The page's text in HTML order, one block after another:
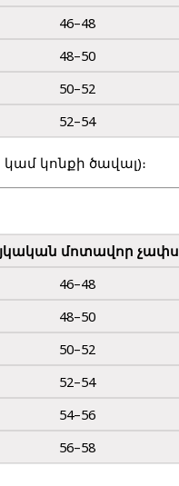
46–48
48–50
50–52
52–54
կոնքի ծավալ)։
մոտավոր չափս
46–48
48–50
50–52
52–54
54–56
56–58